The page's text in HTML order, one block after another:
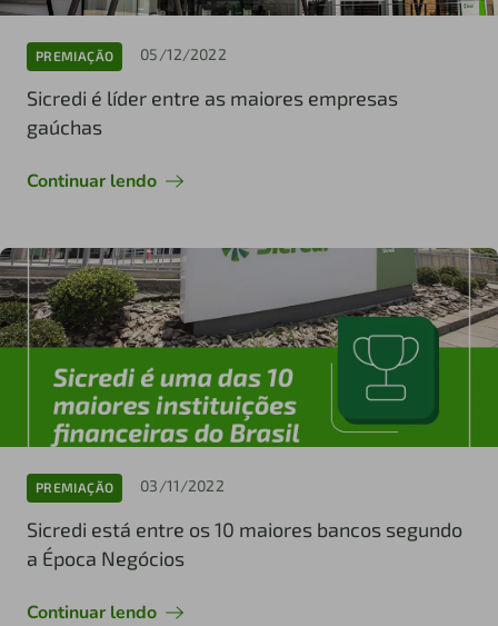
PREMIAÇÃO 05/12/2022
Sicredi é líder entre as maiores empresas
gaúchas
Continuar lendo
PREMIAÇÃO 03/11/2022
Sicredi está entre os 10 maiores bancos segundo
a Época Negócios
Continuar lendo